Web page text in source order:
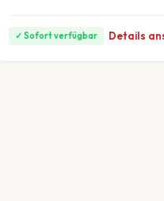
✓ Sofort verfügbar Details